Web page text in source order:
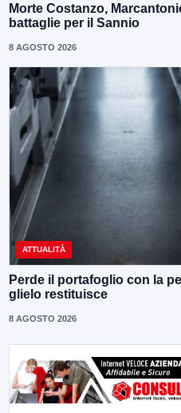
Morte Costanzo,
battaglie per il Sannio
8 AGOSTO 2026
ATTUALITÀ
Perde il portafoglio con la
glielo restituisce
8 AGOSTO 2026